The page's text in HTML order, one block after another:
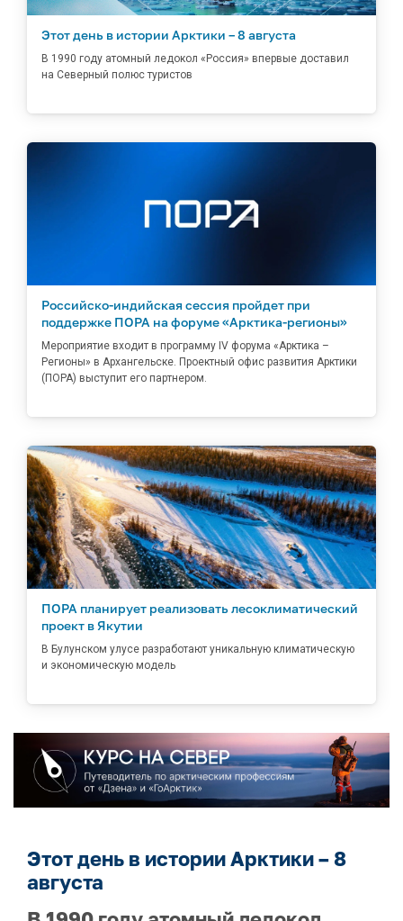
Этот день в истории Арктики – 8 августа
В 1990 году атомный ледокол «Россия» впервые доставил
на Северный полюс туристов
Российско-индийская сессия пройдет при
поддержке ПОРА на форуме «Арктика-регионы»
Мероприятие входит в программу IV форума «Арктика –
Регионы» в Архангельске. Проектный офис развития Арктики
(ПОРА) выступит его партнером.
ПОРА планирует реализовать лесоклиматический
проект в Якутии
В Булунском улусе разработают уникальную климатическую
и экономическую модель
Этот день в истории Арктики – 8
августа